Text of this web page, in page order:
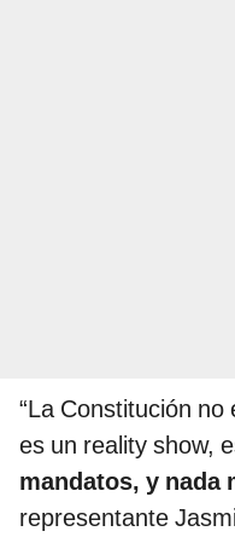
“La Constitución
es un reality show,
mandatos, y nada
representante